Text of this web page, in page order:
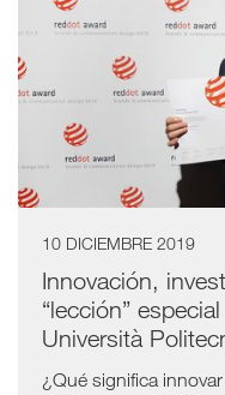
10 DICIEMBRE 2019
Innovación,
“lección”
Università
¿Qué significa